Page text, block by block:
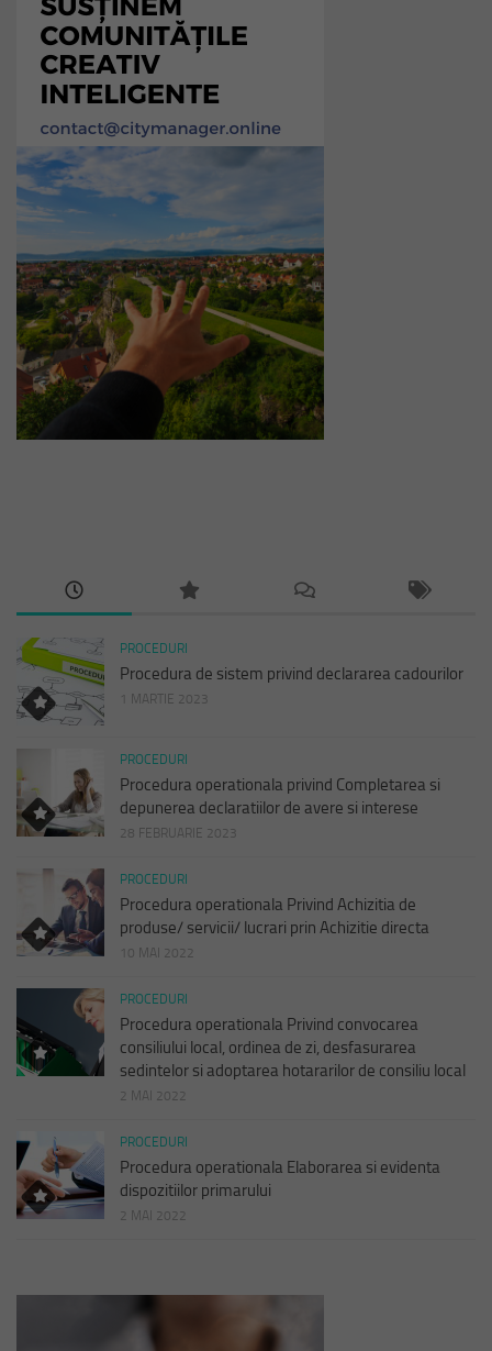
PROCEDURI
Procedura de sistem privind declararea cadourilor
1 MARTIE 2023
PROCEDURI
Procedura operationala privind Completarea si
depunerea declaratiilor de avere si interese
28 FEBRUARIE 2023
PROCEDURI
Procedura operationala Privind Achizitia de
produse/ servicii/ lucrari prin Achizitie directa
10 MAI 2022
PROCEDURI
Procedura operationala Privind convocarea
consiliului local, ordinea de zi, desfasurarea
sedintelor si adoptarea hotararilor de consiliu local
2 MAI 2022
PROCEDURI
Procedura operationala Elaborarea si evidenta
dispozitiilor primarului
2 MAI 2022